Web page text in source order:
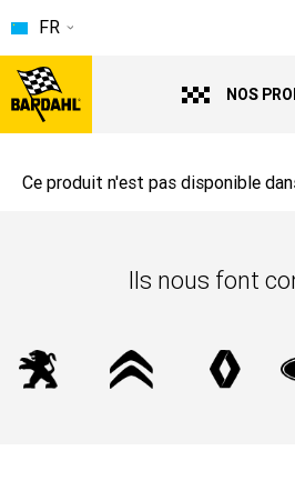
NOS
FR
Ce produit n'est pas disponible
Ils nous font